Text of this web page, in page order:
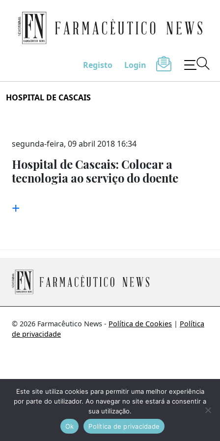
to
Farmacêutico News
Registo Login
HOSPITAL DE CASCAIS
segunda-feira, 09 abril 2018 16:34
Hospital de Cascais: Colocar a
tecnologia ao serviço do doente
+
© 2026 Farmacêutico News - Política de Cookies | Política
de privacidade
Este site utiliza cookies para permitir uma melhor experiência
por parte do utilizador. Ao navegar no site estará a consentir a
sua utilização.
Ok
Política de privacidade